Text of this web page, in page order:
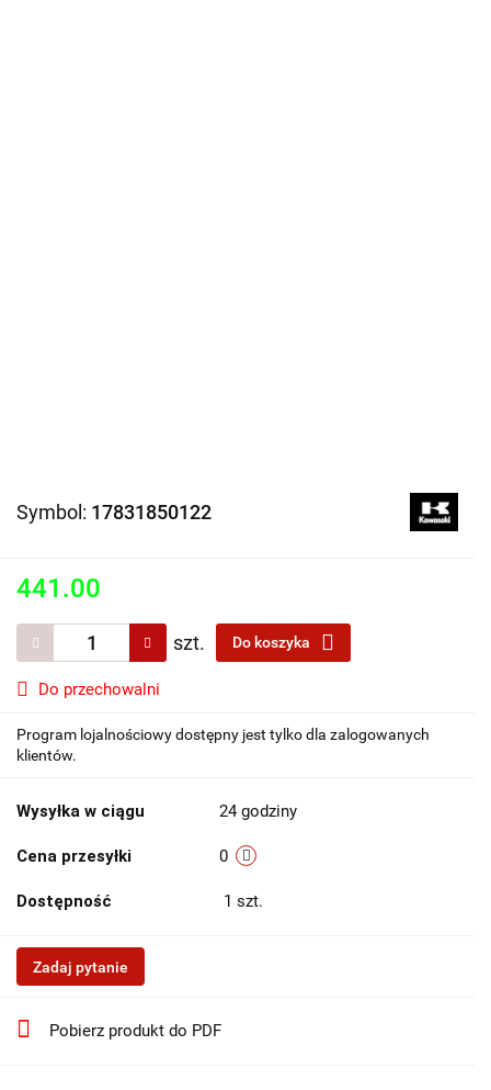
Symbol: 17831850122
441.00
szt. Do koszyka
Do przechowalni
Program lojalnościowy dostępny jest tylko dla zalogowanych
klientów.
Wysyłka w ciągu 24 godziny
Cena przesyłki 0
Dostępność 1 szt.
Zadaj pytanie
Pobierz produkt do PDF